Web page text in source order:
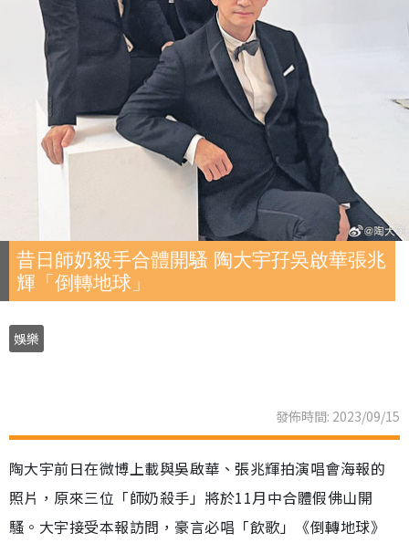
昔日師奶殺手合體開騷 陶大宇孖吳啟華張兆
輝「倒轉地球」
娛樂
發佈時間: 2023/09/15
陶大宇前日在微博上載與吳啟華、張兆輝拍演唱會海報的
照片，原來三位「師奶殺手」將於11月中合體假佛山開
騷。大宇接受本報訪問，豪言必唱「飲歌」《倒轉地球》